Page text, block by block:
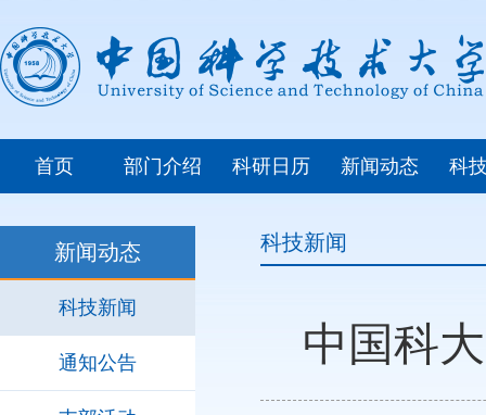
首页 部门介绍 科研日历 新闻动态 科
新闻动态
科技新闻
通知公告
科技新闻
中国科